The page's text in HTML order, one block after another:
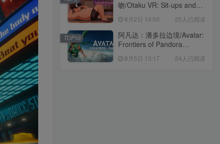
吻/Otaku VR: Sit-ups and
8月2日 14:50 25人已阅读
阿凡达：潘多拉边境/Avatar:
Frontiers of Pandora
8月5日 13:17 24人已阅读
TOP10